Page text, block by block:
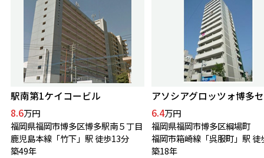
駅南第1ケイコービル
8.6万円
福岡県福岡市博多区博多駅南５丁目
鹿児島本線「竹下」駅 徒歩13分
築49年
6.4万円
福岡県福岡市博多区綱場町
福岡市箱崎線「呉服町」駅 徒
築18年